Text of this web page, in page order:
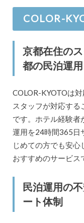
COLOR-
京都在住の
都の民泊運
COLOR-KYOTOは
スタッフが対応す
です。ホテル経験者
運用を24時間365日
じめての方でも安
おすすめのサービス
民泊運用の
ート体制